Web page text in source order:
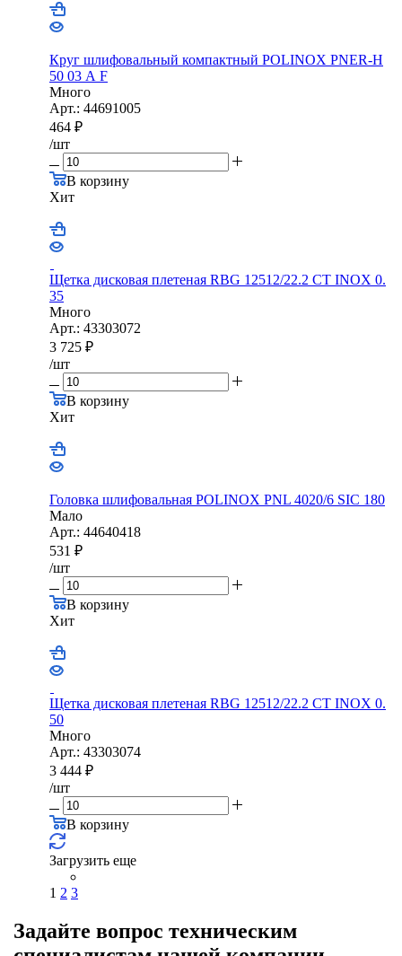
Круг шлифовальный компактный POLINOX PNER-Н
50 03 А F
Много
Арт.: 44691005
464 ₽
/шт
В корзину
Хит
Щетка дисковая плетеная RBG 12512/22.2 CТ INOX 0.
35
Много
Арт.: 43303072
3 725 ₽
/шт
В корзину
Хит
Головка шлифовальная POLINOX PNL 4020/6 SIC 180
Мало
Арт.: 44640418
531 ₽
/шт
В корзину
Хит
Щетка дисковая плетеная RBG 12512/22.2 CТ INOX 0.
50
Много
Арт.: 43303074
3 444 ₽
/шт
В корзину
Загрузить еще
1 2 3
Задайте вопрос техническим